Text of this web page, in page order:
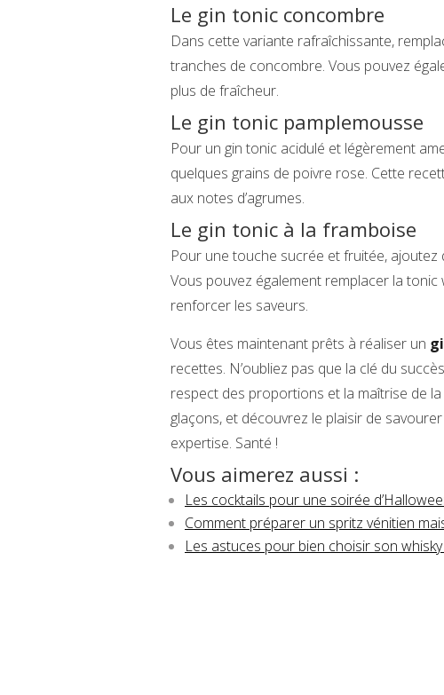
Le gin tonic concombre
Dans cette variante rafraîchissante,
tranches de concombre. Vous pouvez
plus de fraîcheur.
Le gin tonic pamplemousse
Pour un gin tonic acidulé et légèrement
quelques grains de poivre rose. Cette
aux notes d’agrumes.
Le gin tonic à la framboise
Pour une touche sucrée et fruitée,
Vous pouvez également remplacer la
renforcer les saveurs.
Vous êtes maintenant prêts à réaliser un
recettes. N’oubliez pas que la clé du
respect des proportions et la maîtrise de
glaçons, et découvrez le plaisir de
expertise. Santé !
Vous aimerez aussi :
Les cocktails pour une soirée
Comment préparer un spritz vénitien
Les astuces pour bien choisir son